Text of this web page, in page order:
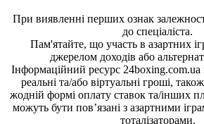
При виявленні перших ознак
до спеціаліста.
Пам'ятайте, що участь в азартних
джерелом доходів або
Інформаційний ресурс 24boxing.com.ua
реальні та/або віртуальні гроші,
жодній формі оплату ставок та/інших
можуть бути пов’язані з азартними
тоталізаторами.